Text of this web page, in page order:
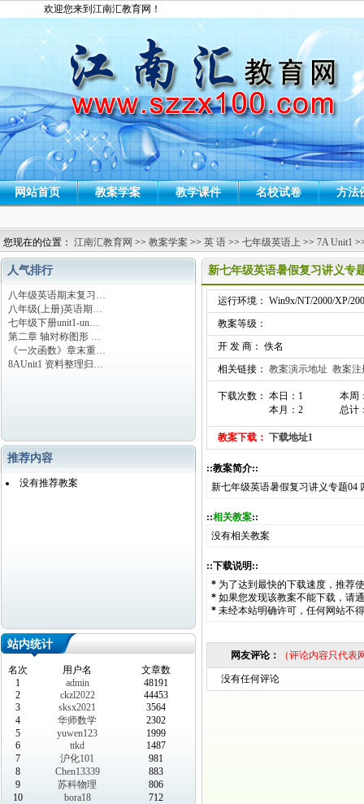
欢迎您来到江南汇教育网！
网站首页 教案学案 教学课件 名校试卷 方法
您现在的位置： 江南汇教育网 >> 教案学案 >> 英 语 >> 七年级英语上 >> 7A Unit1
人气排行
八年级英语期末复习…
八年级(上册)英语期…
七年级下册unit1-un…
第二章 轴对称图形 …
《一次函数》章末重…
8AUnit1 资料整理归…
推荐内容
没有推荐教案
站内统计
名次 用户名
文章数
1
admin
48191
2
ckzl2022
44453
3
sksx2021
3564
4
华师数学
2302
5
yuwen123
1999
6
ttkd
1487
7
沪化101
981
8
Chen13339
883
9
苏科物理
806
10
bora18
712
新七年级英语暑假复习讲义专
运行环境： Win9x/NT/2000/XP/
教案等级：
开 发 商： 佚名
相关链接： 教案演示地址 教案注
下载次数： 本日：1
本月：2
本周
总计
教案下载： 下载地址1
::教案简介::
新七年级英语暑假复习讲义专题04
::相关教案::
没有相关教案
::下载说明::
* 为了达到最快的下载速度，推荐
* 如果您发现该教案不能下载，请
* 未经本站明确许可，任何网站不
网友评论： （评论内容只代
没有任何评论